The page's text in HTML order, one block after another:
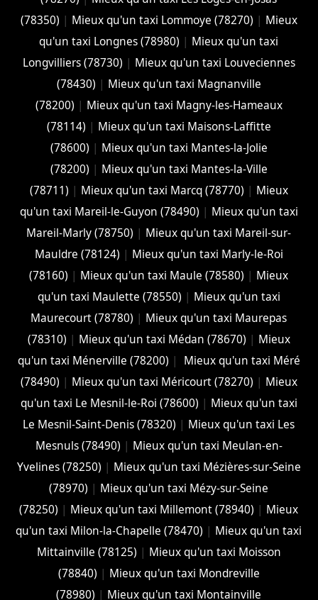
(78350) | Mieux qu'un taxi Lommoye (78270) | Mieux
qu'un taxi Longnes (78980) | Mieux qu'un taxi
Longvilliers (78730) | Mieux qu'un taxi Louveciennes
(78430) | Mieux qu'un taxi Magnanville
(78200) | Mieux qu'un taxi Magny-les-Hameaux
(78114) | Mieux qu'un taxi Maisons-Laffitte
(78600) | Mieux qu'un taxi Mantes-la-Jolie
(78200) | Mieux qu'un taxi Mantes-la-Ville
(78711) | Mieux qu'un taxi Marcq (78770) | Mieux
qu'un taxi Mareil-le-Guyon (78490) | Mieux qu'un taxi
Mareil-Marly (78750) | Mieux qu'un taxi Mareil-sur-
Mauldre (78124) | Mieux qu'un taxi Marly-le-Roi
(78160) | Mieux qu'un taxi Maule (78580) | Mieux
qu'un taxi Maulette (78550) | Mieux qu'un taxi
Maurecourt (78780) | Mieux qu'un taxi Maurepas
(78310) | Mieux qu'un taxi Médan (78670) | Mieux
qu'un taxi Ménerville (78200) |
Mieux qu'un taxi Méré
(78490) | Mieux qu'un taxi Méricourt (78270) | Mieux
qu'un taxi Le Mesnil-le-Roi (78600) | Mieux qu'un taxi
Le Mesnil-Saint-Denis (78320) | Mieux qu'un taxi Les
Mesnuls (78490) | Mieux qu'un taxi Meulan-en-
Yvelines (78250) | Mieux qu'un taxi Mézières-sur-Seine
(78970) | Mieux qu'un taxi Mézy-sur-Seine
(78250) | Mieux qu'un taxi Millemont (78940) | Mieux
qu'un taxi Milon-la-Chapelle (78470) | Mieux qu'un taxi
Mittainville (78125) | Mieux qu'un taxi Moisson
(78840) | Mieux qu'un taxi Mondreville
(78980) | Mieux qu'un taxi Montainville